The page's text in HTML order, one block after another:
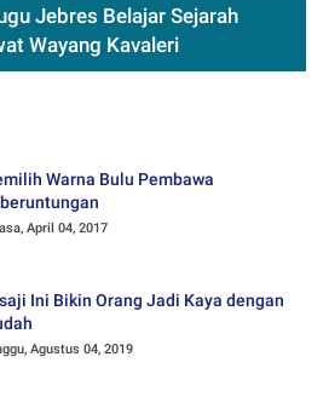
Jebres Belajar Sejarah
Wayang Kavaleri
Warna Bulu Pembawa
April 04, 2017
Ini Bikin Orang Jadi Kaya dengan
Agustus 04, 2019